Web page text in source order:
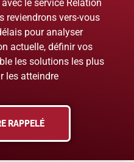
le service Relation
reviendrons vers-vous
pour analyser
actuelle, définir vos
les solutions les plus
les atteindre
RAPPELÉ